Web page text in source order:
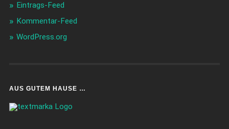
Eintrags-Feed
Kommentar-Feed
WordPress.org
AUS GUTEM HAUSE …